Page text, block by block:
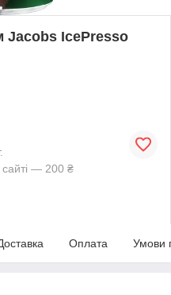
Jacobs IcePresso
— 200 ₴
Оплата Умови